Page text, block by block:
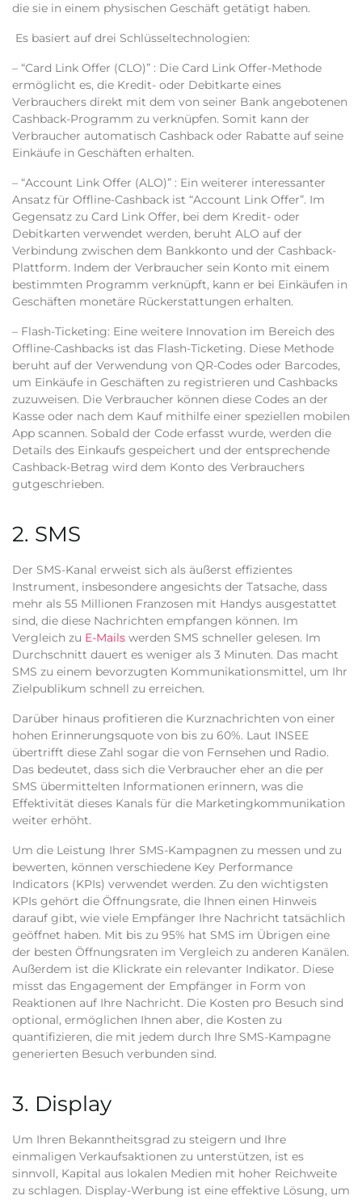
die sie in einem physischen Geschäft getätigt haben.
Es basiert auf drei Schlüsseltechnologien:
– “Card Link Offer (CLO)” : Die Card Link Offer-Methode
ermöglicht es, die Kredit- oder Debitkarte eines
Verbrauchers direkt mit dem von seiner Bank angebotenen
Cashback-Programm zu verknüpfen. Somit kann der
Verbraucher automatisch Cashback oder Rabatte auf seine
Einkäufe in Geschäften erhalten.
– “Account Link Offer (ALO)” : Ein weiterer interessanter
Ansatz für Offline-Cashback ist “Account Link Offer”. Im
Gegensatz zu Card Link Offer, bei dem Kredit- oder
Debitkarten verwendet werden, beruht ALO auf der
Verbindung zwischen dem Bankkonto und der Cashback-
Plattform. Indem der Verbraucher sein Konto mit einem
bestimmten Programm verknüpft, kann er bei Einkäufen in
Geschäften monetäre Rückerstattungen erhalten.
– Flash-Ticketing: Eine weitere Innovation im Bereich des
Offline-Cashbacks ist das Flash-Ticketing. Diese Methode
beruht auf der Verwendung von QR-Codes oder Barcodes,
um Einkäufe in Geschäften zu registrieren und Cashbacks
zuzuweisen. Die Verbraucher können diese Codes an der
Kasse oder nach dem Kauf mithilfe einer speziellen mobilen
App scannen. Sobald der Code erfasst wurde, werden die
Details des Einkaufs gespeichert und der entsprechende
Cashback-Betrag wird dem Konto des Verbrauchers
gutgeschrieben.
2. SMS
Der SMS-Kanal erweist sich als äußerst effizientes
Instrument, insbesondere angesichts der Tatsache, dass
mehr als 55 Millionen Franzosen mit Handys ausgestattet
sind, die diese Nachrichten empfangen können. Im
Vergleich zu E-Mails werden SMS schneller gelesen. Im
Durchschnitt dauert es weniger als 3 Minuten. Das macht
SMS zu einem bevorzugten Kommunikationsmittel, um Ihr
Zielpublikum schnell zu erreichen.
Darüber hinaus profitieren die Kurznachrichten von einer
hohen Erinnerungsquote von bis zu 60%. Laut INSEE
übertrifft diese Zahl sogar die von Fernsehen und Radio.
Das bedeutet, dass sich die Verbraucher eher an die per
SMS übermittelten Informationen erinnern, was die
Effektivität dieses Kanals für die Marketingkommunikation
weiter erhöht.
Um die Leistung Ihrer SMS-Kampagnen zu messen und zu
bewerten, können verschiedene Key Performance
Indicators (KPIs) verwendet werden. Zu den wichtigsten
KPIs gehört die Öffnungsrate, die Ihnen einen Hinweis
darauf gibt, wie viele Empfänger Ihre Nachricht tatsächlich
geöffnet haben. Mit bis zu 95% hat SMS im Übrigen eine
der besten Öffnungsraten im Vergleich zu anderen Kanälen.
Außerdem ist die Klickrate ein relevanter Indikator. Diese
misst das Engagement der Empfänger in Form von
Reaktionen auf Ihre Nachricht. Die Kosten pro Besuch sind
optional, ermöglichen Ihnen aber, die Kosten zu
quantifizieren, die mit jedem durch Ihre SMS-Kampagne
generierten Besuch verbunden sind.
3. Display
Um Ihren Bekanntheitsgrad zu steigern und Ihre
einmaligen Verkaufsaktionen zu unterstützen, ist es
sinnvoll, Kapital aus lokalen Medien mit hoher Reichweite
zu schlagen. Display-Werbung ist eine effektive Lösung, um